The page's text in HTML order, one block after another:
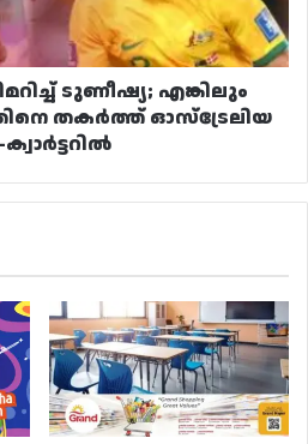
ടുണീഷ്യ; എങ്കിലും
തകർത്ത് ഓസ്‌ട്രേലിയ
ക്വാർട്ടറിൽ